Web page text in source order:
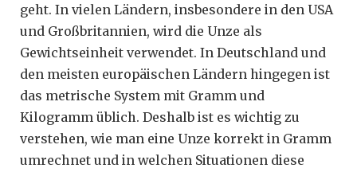
geht. In vielen Ländern, insbesondere in den USA
und Großbritannien, wird die Unze als
Gewichtseinheit verwendet. In Deutschland und
den meisten europäischen Ländern hingegen ist
das metrische System mit Gramm und
Kilogramm üblich. Deshalb ist es wichtig zu
verstehen, wie man eine Unze korrekt in Gramm
umrechnet und in welchen Situationen diese